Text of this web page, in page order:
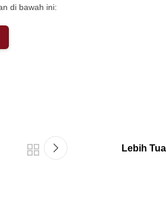
di bawah ini:
Lebih Tua